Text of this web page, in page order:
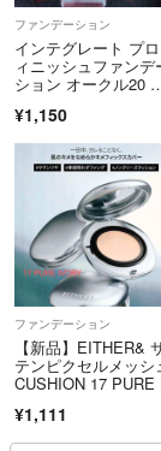
ファンデーション
インテグレート プ
ィニッシュファンデ
ション オークル20
¥1,150
ファンデーション
【新品】EITHER&
テンピクセルメッシ
CUSHION 17 PURE
¥1,111